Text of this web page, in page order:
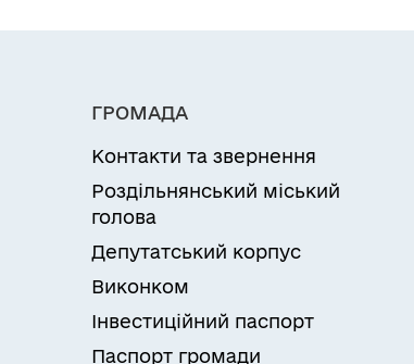
робочі групи, комісії)
ГРОМАДА
Контакти та звернення
Роздільнянський міський
голова
Депутатський корпус
Виконком
Інвестиційний паспорт
Паспорт громади